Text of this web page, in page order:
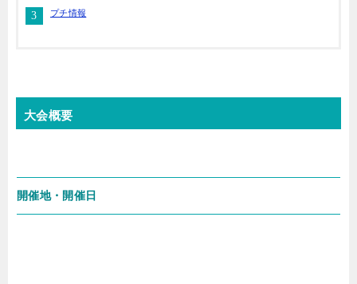
プチ情報
大会概要
開催地・開催日